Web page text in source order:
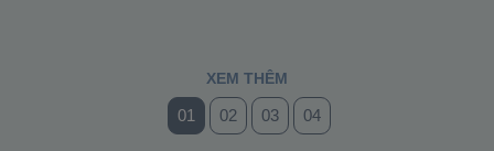
XEM THÊM
01 02 03 04